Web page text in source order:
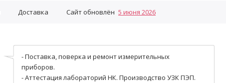
Доставка Сайт обновлён 5 июня 2026
- Поставка, поверка и ремонт измерительных
приборов.
- Аттестация лабораторий НК. Производство УЗК ПЭП.